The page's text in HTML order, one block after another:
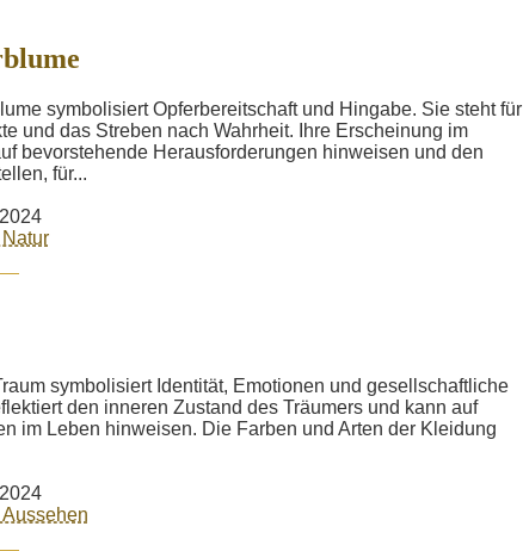
symbolisiert Opferbereitschaft und Hingabe. Sie steht für
und das Streben nach Wahrheit. Ihre Erscheinung im
bevorstehende Herausforderungen hinweisen und den
für...
symbolisiert Identität, Emotionen und gesellschaftliche
den inneren Zustand des Träumers und kann auf
im Leben hinweisen. Die Farben und Arten der Kleidung